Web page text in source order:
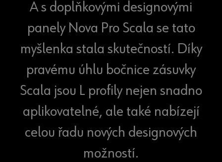
A s doplňkovými designovými
panely Nova Pro Scala se tato
myšlenka stala skutečností. Díky
pravému úhlu bočnice zásuvky
Scala jsou L profily nejen snadno
aplikovatelné, ale také nabízejí
celou řadu nových designových
možností.